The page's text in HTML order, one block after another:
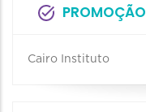
PROMOÇÃO
Cairo Instituto